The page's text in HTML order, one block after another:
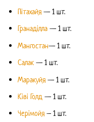
Пітахайя — 1 шт.
Гранаділла — 1 шт.
Мангостан— 1 шт.
Салак — 1 шт.
Маракуйя — 1 шт.
Ківі Голд — 1 шт.
Черімойя – 1 шт.